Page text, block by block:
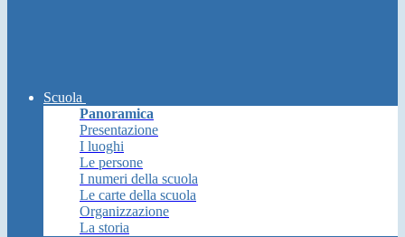
Scuola
Panoramica
Presentazione
I luoghi
Le persone
I numeri della scuola
Le carte della scuola
Organizzazione
La storia